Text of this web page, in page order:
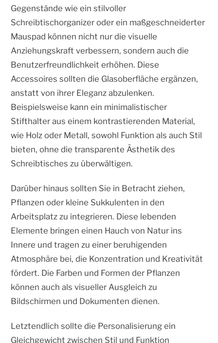
Gegenstände wie ein stilvoller
Schreibtischorganizer oder ein maßgeschneiderter
Mauspad können nicht nur die visuelle
Anziehungskraft verbessern, sondern auch die
Benutzerfreundlichkeit erhöhen. Diese
Accessoires sollten die Glasoberfläche ergänzen,
anstatt von ihrer Eleganz abzulenken.
Beispielsweise kann ein minimalistischer
Stifthalter aus einem kontrastierenden Material,
wie Holz oder Metall, sowohl Funktion als auch Stil
bieten, ohne die transparente Ästhetik des
Schreibtisches zu überwältigen.
Darüber hinaus sollten Sie in Betracht ziehen,
Pflanzen oder kleine Sukkulenten in den
Arbeitsplatz zu integrieren. Diese lebenden
Elemente bringen einen Hauch von Natur ins
Innere und tragen zu einer beruhigenden
Atmosphäre bei, die Konzentration und Kreativität
fördert. Die Farben und Formen der Pflanzen
können auch als visueller Ausgleich zu
Bildschirmen und Dokumenten dienen.
Letztendlich sollte die Personalisierung ein
Gleichgewicht zwischen Stil und Funktion